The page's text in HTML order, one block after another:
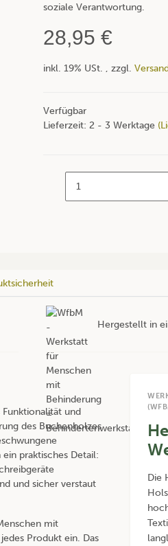
soziale Verantwortung.
28,95 €
inkl. 19% USt. , zzgl.
Verfügbar
Lieferzeit: 2 - 3 Werktage
Hergestellt in
Funktionalität und
des Buchenholzes
praktisches Detail:
und sicher verstaut
mit
Produkt ein. Das
Die